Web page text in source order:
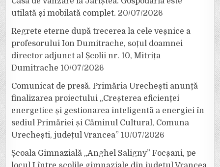
utilată și mobilată complet. 20/07/2026
Regrete eterne după trecerea la cele veșnice a
profesorului Ion Dumitrache, soțul doamnei
director adjunct al Școlii nr. 10, Mitrița
Dumitrache 10/07/2026
Comunicat de presă. Primăria Urechești anunță
finalizarea proiectului „Creșterea eficienței
energetice și gestionarea inteligentă a energiei în
sediul Primăriei și Căminul Cultural, Comuna
Urechești, județul Vrancea” 10/07/2026
Școala Gimnazială „Anghel Saligny” Focșani, pe